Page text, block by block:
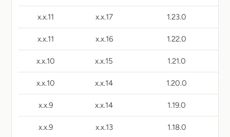
1.23.0
17.x.x
11.x.x
1.22.0
16.x.x
11.x.x
1.21.0
15.x.x
10.x.x
1.20.0
14.x.x
10.x.x
1.19.0
14.x.x
9.x.x
1.18.0
13.x.x
9.x.x